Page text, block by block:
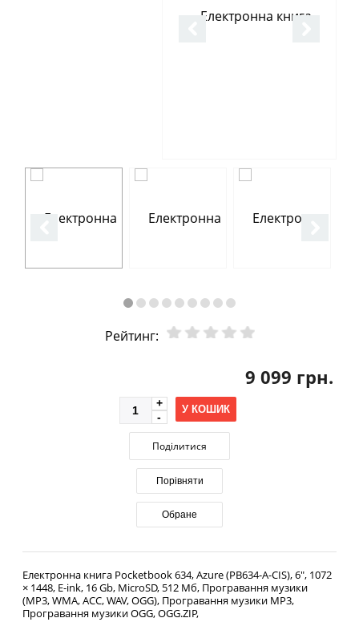
Рейтинг:
9 099 грн.
У КОШИК
Поділитися
Порівняти
Обране
Електронна книга Pocketbook 634, Azure (PB634-A-CIS), 6", 1072
× 1448, E-ink, 16 Gb, MicroSD, 512 Мб, Програвання музики
(MP3, WMA, ACC, WAV, OGG), Програвання музики MP3,
Програвання музики OGG, OGG.ZIP,